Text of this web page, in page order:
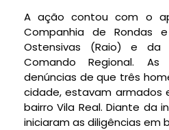
A ação contou com o
Companhia de Rondas
Ostensivas (Raio) e
Comando Regional. As
denúncias de que três
cidade, estavam armados
bairro Vila Real. Diante da
iniciaram as diligências em